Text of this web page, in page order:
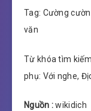
Tag: Cường
văn
Từ khóa tìm
phụ: Với nghe,
Nguồn :wikidich